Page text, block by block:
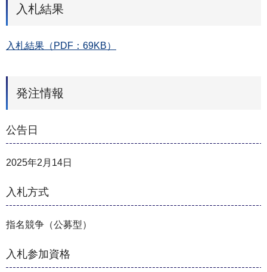
入札結果
入札結果（PDF：69KB）
発注情報
公告日
2025年2月14日
入札方式
指名競争（公募型）
入札参加資格